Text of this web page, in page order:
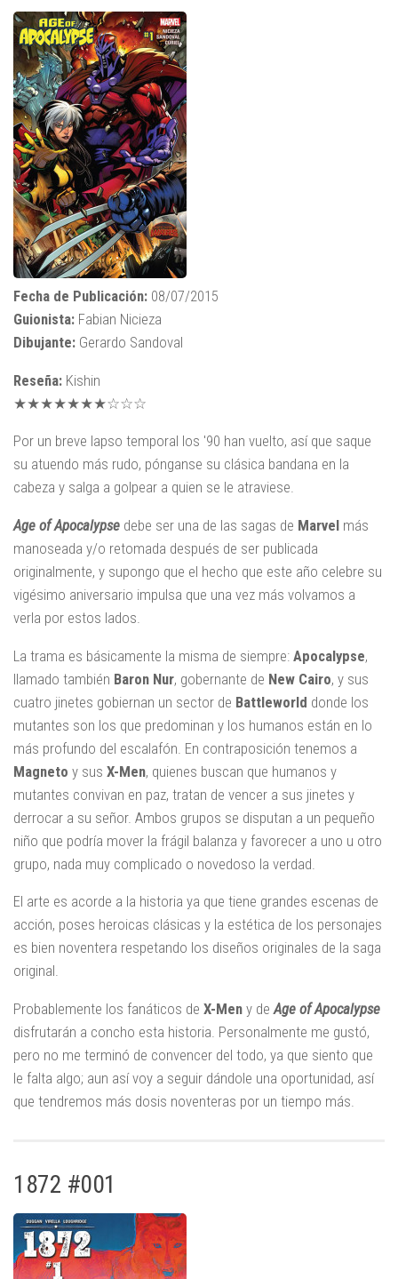
Fecha de Publicación: 08/07/2015
Guionista: Fabian Nicieza
Dibujante: Gerardo Sandoval
Reseña: Kishin
★★★★★★★☆☆☆
Por un breve lapso temporal los '90 han vuelto, así que saque
su atuendo más rudo, pónganse su clásica bandana en la
cabeza y salga a golpear a quien se le atraviese.
Age of Apocalypse debe ser una de las sagas de Marvel más
manoseada y/o retomada después de ser publicada
originalmente, y supongo que el hecho que este año celebre su
vigésimo aniversario impulsa que una vez más volvamos a
verla por estos lados.
La trama es básicamente la misma de siempre: Apocalypse,
llamado también Baron Nur, gobernante de New Cairo, y sus
cuatro jinetes gobiernan un sector de Battleworld donde los
mutantes son los que predominan y los humanos están en lo
más profundo del escalafón. En contraposición tenemos a
Magneto y sus X-Men, quienes buscan que humanos y
mutantes convivan en paz, tratan de vencer a sus jinetes y
derrocar a su señor. Ambos grupos se disputan a un pequeño
niño que podría mover la frágil balanza y favorecer a uno u otro
grupo, nada muy complicado o novedoso la verdad.
El arte es acorde a la historia ya que tiene grandes escenas de
acción, poses heroicas clásicas y la estética de los personajes
es bien noventera respetando los diseños originales de la saga
original.
Probablemente los fanáticos de X-Men y deAge of Apocalypse
disfrutarán a concho esta historia. Personalmente me gustó,
pero no me terminó de convencer del todo, ya que siento que
le falta algo; aun así voy a seguir dándole una oportunidad, así
que tendremos más dosis noventeras por un tiempo más.
1872 #001